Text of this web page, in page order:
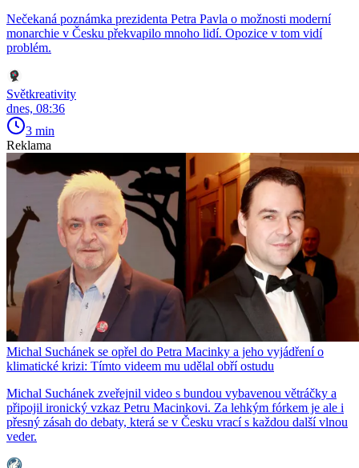
Nečekaná poznámka prezidenta Petra Pavla o možnosti moderní
monarchie v Česku překvapilo mnoho lidí. Opozice v tom vidí
problém.
Světkreativity
dnes, 08:36
3 min
Reklama
Michal Suchánek se opřel do Petra Macinky a jeho vyjádření o
klimatické krizi: Tímto videem mu udělal obří ostudu
Michal Suchánek zveřejnil video s bundou vybavenou větráčky a
připojil ironický vzkaz Petru Macinkovi. Za lehkým fórkem je ale i
přesný zásah do debaty, která se v Česku vrací s každou další vlnou
veder.